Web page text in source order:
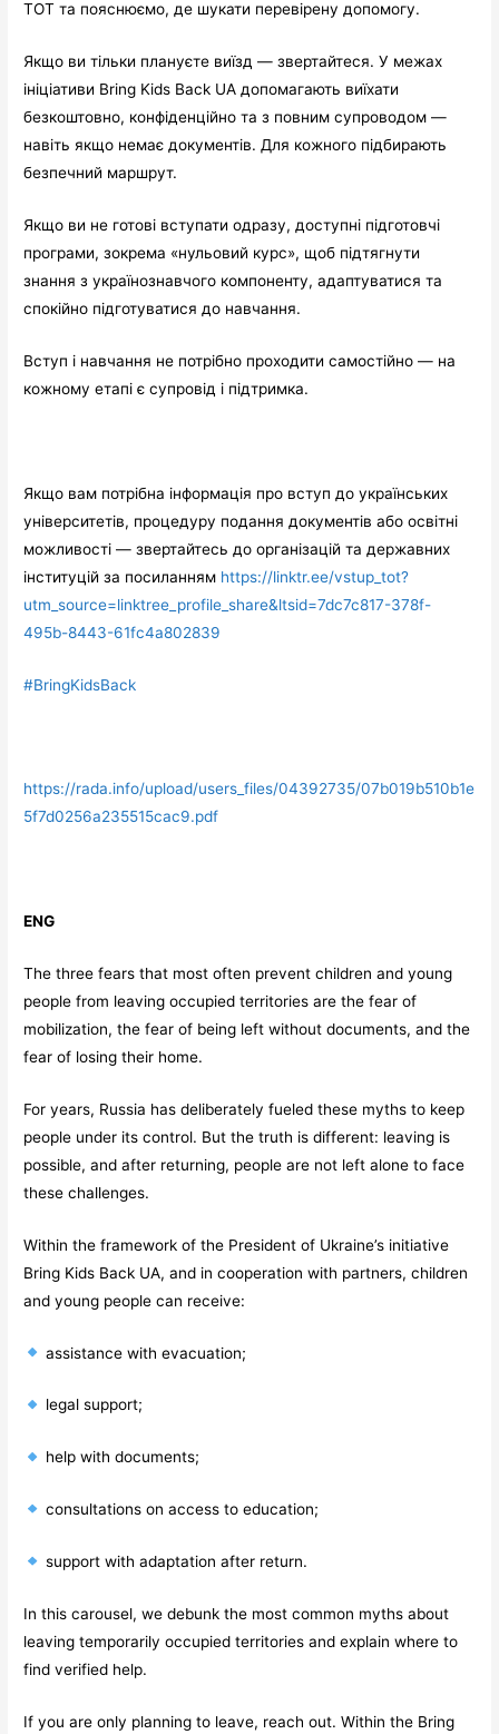
ТОТ та пояснюємо, де шукати перевірену допомогу.
Якщо ви тільки плануєте виїзд — звертайтеся. У межах
ініціативи Bring Kids Back UA допомагають виїхати
безкоштовно, конфіденційно та з повним супроводом —
навіть якщо немає документів. Для кожного підбирають
безпечний маршрут.
Якщо ви не готові вступати одразу, доступні підготовчі
програми, зокрема «нульовий курс», щоб підтягнути
знання з українознавчого компоненту, адаптуватися та
спокійно підготуватися до навчання.
Вступ і навчання не потрібно проходити самостійно — на
кожному етапі є супровід і підтримка.
Якщо вам потрібна інформація про вступ до українських
університетів, процедуру подання документів або освітні
можливості — звертайтесь до організацій та державних
інституцій за посиланням https://linktr.ee/vstup_tot?
utm_source=linktree_profile_share&ltsid=7dc7c817-378f-
495b-8443-61fc4a802839
#BringKidsBack
https://rada.info/upload/users_files/04392735/07b019b510b1e
5f7d0256a235515cac9.pdf
ENG
The three fears that most often prevent children and young
people from leaving occupied territories are the fear of
mobilization, the fear of being left without documents, and the
fear of losing their home.
For years, Russia has deliberately fueled these myths to keep
people under its control. But the truth is different: leaving is
possible, and after returning, people are not left alone to face
these challenges.
Within the framework of the President of Ukraine’s initiative
Bring Kids Back UA, and in cooperation with partners, children
and young people can receive:
assistance with evacuation;
legal support;
help with documents;
consultations on access to education;
support with adaptation after return.
In this carousel, we debunk the most common myths about
leaving temporarily occupied territories and explain where to
find verified help.
If you are only planning to leave, reach out. Within the Bring